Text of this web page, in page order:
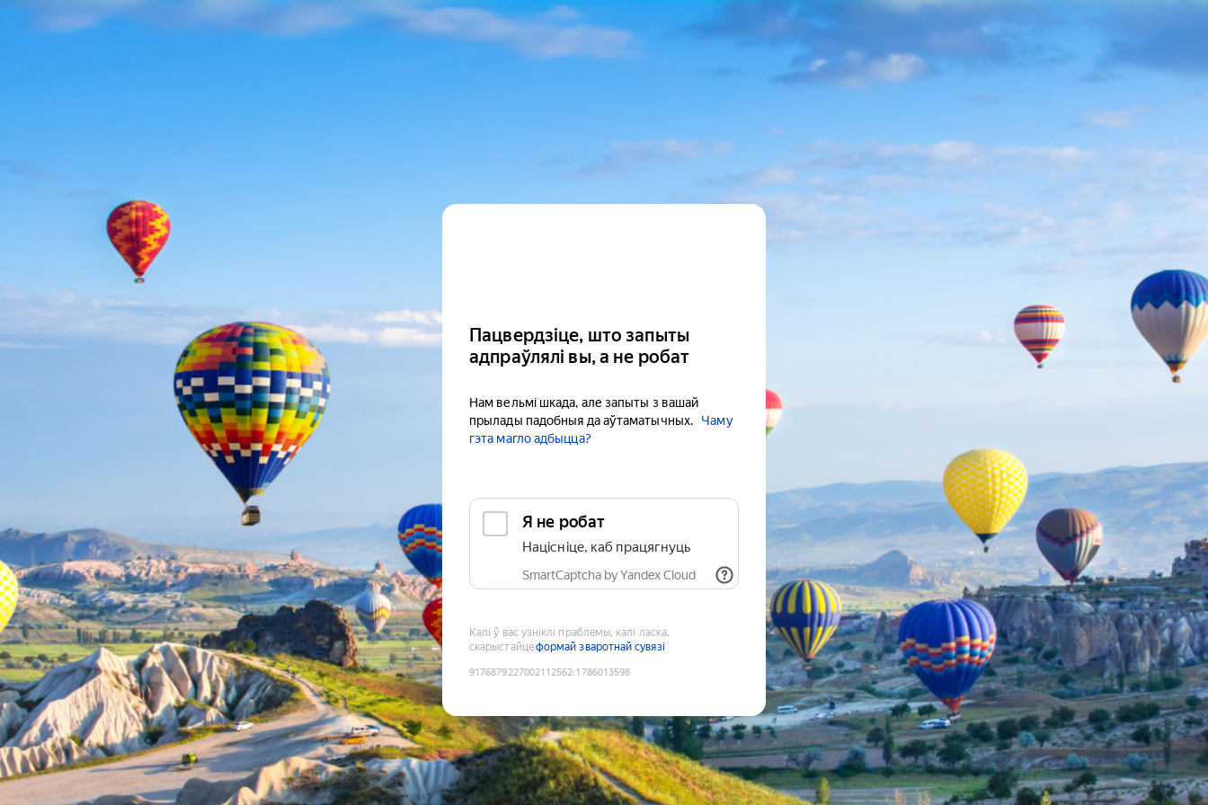
Пацвердзіце, што запыты
адпраўлялі вы, а не робат
Нам вельмі шкада, але запыты з вашай
прылады падобныя да аўтаматычных.
Чаму
гэта магло адбыцца?
Я не робат
Націсніце, каб працягнуць
SmartCaptcha by Yandex Cloud
Калі ў вас узніклі праблемы, калі ласка,
скарыстайцеформай зваротнай сувязі
9176879227002112562:1786013598